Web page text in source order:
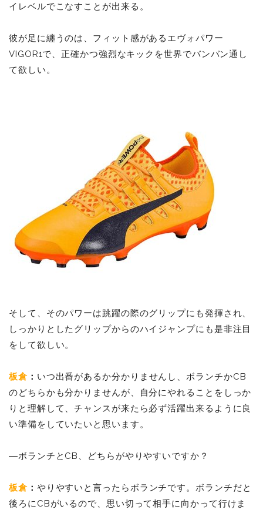
イレベルでこなすことが出来る。
彼が足に纏うのは、フィット感があるエヴォパワー
VIGOR1で、正確かつ強烈なキックを世界でバンバン通し
て欲しい。
そして、そのパワーは跳躍の際のグリップにも発揮され、
しっかりとしたグリップからのハイジャンプにも是非注目
をして欲しい。
板倉： いつ出番があるか分かりませんし、ボランチかCB
のどちらかも分かりませんが、自分にやれることをしっか
りと理解して、チャンスが来たら必ず活躍出来るように良
い準備をしていたいと思います。
―ボランチとCB、どちらがやりやすいですか？
板倉： やりやすいと言ったらボランチです。ボランチだと
後ろにCBがいるので、思い切って相手に向かって行けま